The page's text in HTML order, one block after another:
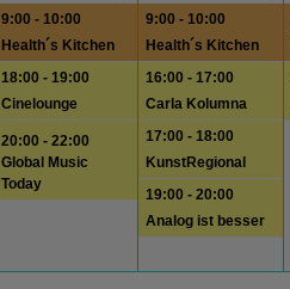
9:00 - 10:00
Health´s Kitchen
18:00 - 19:00
Cinelounge
20:00 - 22:00
Global Music
Today
9:00 - 10:00
Health´s Kitchen
16:00 - 17:00
Carla Kolumna
17:00 - 18:00
KunstRegional
19:00 - 20:00
Analog ist besser